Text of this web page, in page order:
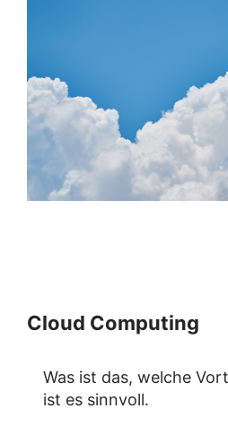
Cloud Computing
Was ist das, welche
ist es sinnvoll.